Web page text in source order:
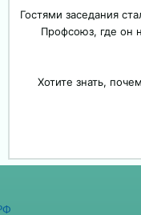
Гостями заседания
Профсоюз, где он
Хотите знать,